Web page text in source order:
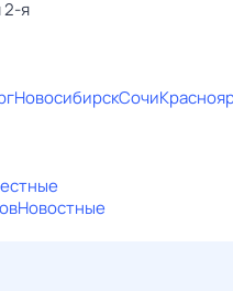
2-я
НовосибирскСочи
Новостные